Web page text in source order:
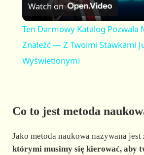
n
a
i
Watch on
Ten Darmowy Katalog Pozwala
Znaleźć — Z Twoimi Stawkami
Wyświetlonymi
Co to jest metoda
Jako metoda naukowa nazywana jest
którymi musimy się kierować, aby